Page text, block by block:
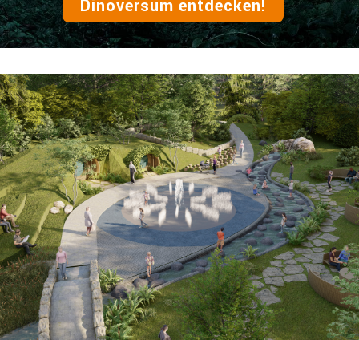
Dinoversum entdecken!